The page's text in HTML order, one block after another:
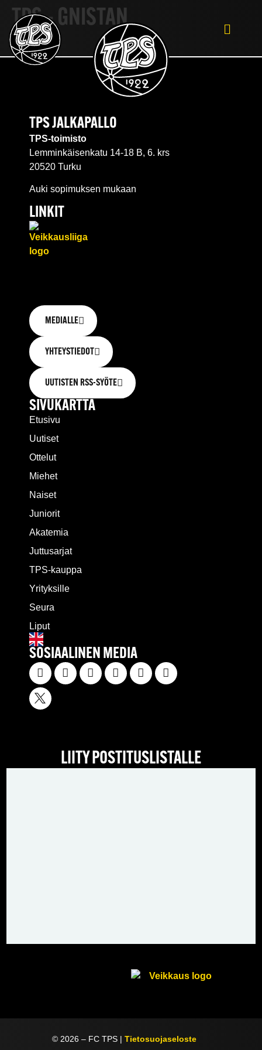
TPS – GNISTAN
TPS JALKAPALLO
TPS-toimisto
Lemminkäisenkatu 14-18 B, 6. krs
20520 Turku
Auki sopimuksen mukaan
LINKIT
MEDIALLE
YHTEYSTIEDOT
UUTISTEN RSS-SYÖTE
SIVUKARTTA
Etusivu
Uutiset
Ottelut
Miehet
Naiset
Juniorit
Akatemia
Juttusarjat
TPS-kauppa
Yrityksille
Seura
Liput
SOSIAALINEN MEDIA
LIITY POSTITUSLISTALLE
© 2026 – FC TPS |Tietosuojaseloste